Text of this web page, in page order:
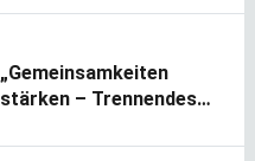
„Gemeinsamkeiten
stärken – Trennendes